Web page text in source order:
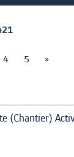
4 5 »
(Chantier)